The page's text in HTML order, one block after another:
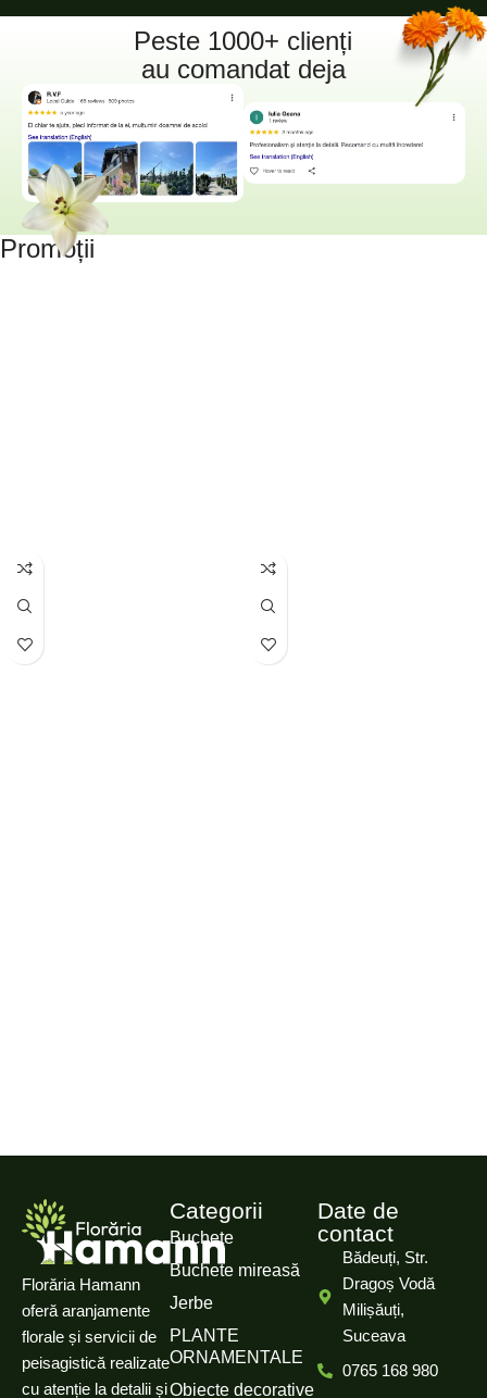
Peste 1000+ clienți
au comandat deja
Promoții
Florăria Hamann
oferă aranjamente
florale și servicii de
peisagistică realizate
cu atenție la detalii și
Categorii
Buchete
Buchete mireasă
Jerbe
PLANTE
ORNAMENTALE
Obiecte decorative
Date de
contact
Bădeuți, Str.
Dragoș Vodă
Milișăuți,
Suceava
0765 168 980